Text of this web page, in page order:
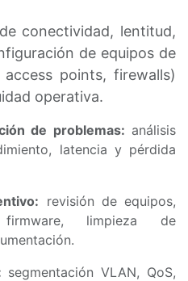
conectividad, lentitud,
de equipos de
points, firewalls)
operativa.
de problemas: análisis
latencia y pérdida
revisión de equipos,
limpieza de
segmentación VLAN, QoS,